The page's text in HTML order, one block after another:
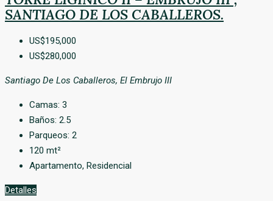
SANTIAGO DE LOS CABALLEROS.
US$195,000
US$280,000
Santiago De Los Caballeros, El Embrujo III
Camas: 3
Baños: 2.5
Parqueos: 2
120 mt²
Apartamento, Residencial
Detalles